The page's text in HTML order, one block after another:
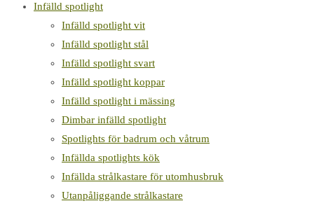
Infälld spotlight
Infälld spotlight vit
Infälld spotlight stål
Infälld spotlight svart
Infälld spotlight koppar
Infälld spotlight i mässing
Dimbar infälld spotlight
Spotlights för badrum och våtrum
Infällda spotlights kök
Infällda strålkastare för utomhusbruk
Utanpåliggande strålkastare